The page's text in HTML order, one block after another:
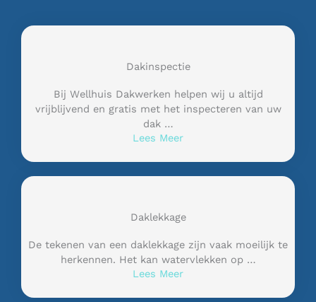
Dakinspectie
Bij Wellhuis Dakwerken helpen wij u altijd
vrijblijvend en gratis met het inspecteren van uw
dak …
Lees Meer
Daklekkage
De tekenen van een daklekkage zijn vaak moeilijk te
herkennen. Het kan watervlekken op …
Lees Meer